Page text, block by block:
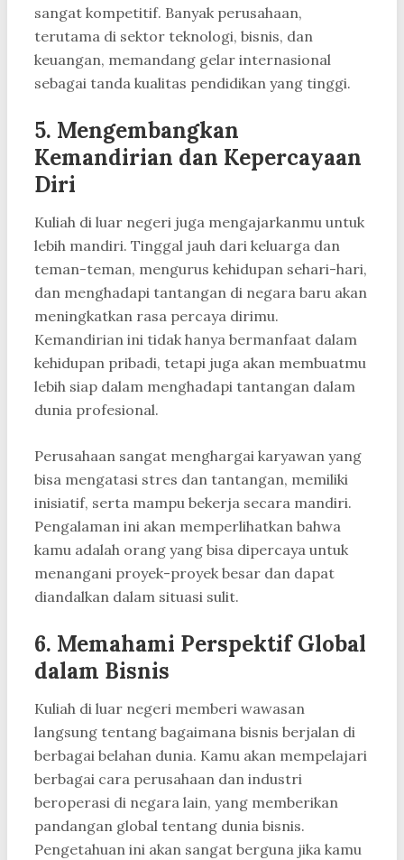
sangat kompetitif. Banyak perusahaan,
terutama di sektor teknologi, bisnis, dan
keuangan, memandang gelar internasional
sebagai tanda kualitas pendidikan yang tinggi.
5. Mengembangkan
Kemandirian dan Kepercayaan
Diri
Kuliah di luar negeri juga mengajarkanmu untuk
lebih mandiri. Tinggal jauh dari keluarga dan
teman-teman, mengurus kehidupan sehari-hari,
dan menghadapi tantangan di negara baru akan
meningkatkan rasa percaya dirimu.
Kemandirian ini tidak hanya bermanfaat dalam
kehidupan pribadi, tetapi juga akan membuatmu
lebih siap dalam menghadapi tantangan dalam
dunia profesional.
Perusahaan sangat menghargai karyawan yang
bisa mengatasi stres dan tantangan, memiliki
inisiatif, serta mampu bekerja secara mandiri.
Pengalaman ini akan memperlihatkan bahwa
kamu adalah orang yang bisa dipercaya untuk
menangani proyek-proyek besar dan dapat
diandalkan dalam situasi sulit.
6. Memahami Perspektif Global
dalam Bisnis
Kuliah di luar negeri memberi wawasan
langsung tentang bagaimana bisnis berjalan di
berbagai belahan dunia. Kamu akan mempelajari
berbagai cara perusahaan dan industri
beroperasi di negara lain, yang memberikan
pandangan global tentang dunia bisnis.
Pengetahuan ini akan sangat berguna jika kamu